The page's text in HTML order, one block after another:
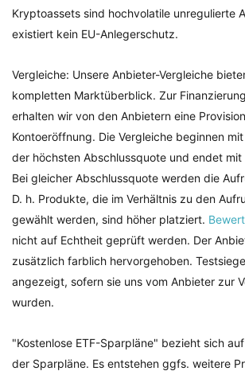
Kryptoassets sind hochvolatile unregulierte
existiert kein EU-Anlegerschutz.
Vergleiche: Unsere Anbieter-Vergleiche
kompletten Marktüberblick. Zur
erhalten wir von den Anbietern eine
Kontoeröffnung. Die Vergleiche beginnen
der höchsten Abschlussquote und endet
Bei gleicher Abschlussquote werden die
D. h. Produkte, die im Verhältnis zu den
gewählt werden, sind höher platziert.
nicht auf Echtheit geprüft werden. Der
zusätzlich farblich hervorgehoben.
angezeigt, sofern sie uns vom Anbieter zur
wurden.
"Kostenlose ETF-Sparpläne" bezieht sich
der Sparpläne. Es entstehen ggfs. weitere